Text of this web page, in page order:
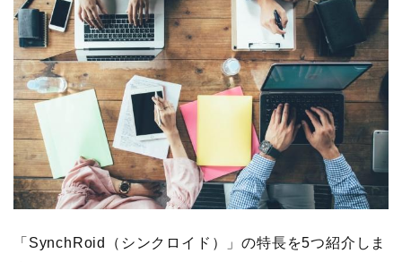
「SynchRoid（シンクロイド）」の特長を5つ紹介しま